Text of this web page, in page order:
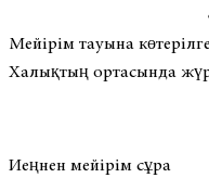
Мейірім тауына
Халықтың ортасында
Иеңнен мейірім сұра